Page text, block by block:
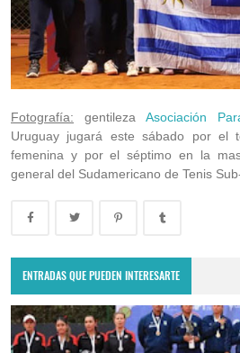
Fotografía: gentileza Asociación
Uruguay jugará este sábado por el
femenina y por el séptimo en la
general del Sudamericano de Tenis
ENTRADAS QUE PUEDEN INTERESARTE